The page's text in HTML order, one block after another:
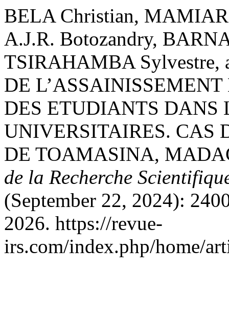
BELA Christian,
A.J.R. Botozandry,
TSIRAHAMBA Sylvestre,
DE
DES ETUDIANTS DANS
UNIVERSITAIRES. CAS
DE TOAMASINA,
de la Recherche
(September 22, 2024):
2026. https://revue-
irs.com/index.php/home/